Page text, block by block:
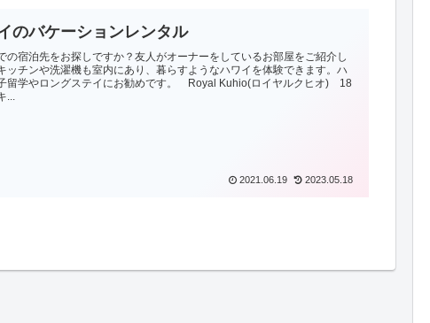
のバケーションレンタル
の宿泊先をお探しですか？友人がオーナーをしているお部屋をご紹介し
ッチンや洗濯機も室内にあり、暮らすようなハワイを体験できます。ハ
留学やロングステイにお勧めです。 Royal Kuhio(ロイヤルクヒオ) 18
...
2021.06.19 2023.05.18